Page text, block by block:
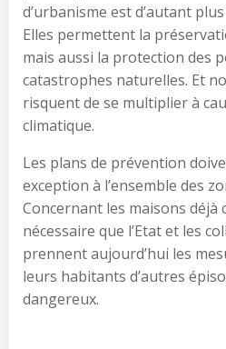
d’urbanisme est d’autant
Elles permettent la
mais aussi la protection des
catastrophes naturelles. Et
risquent de se multiplier à
climatique.
Les plans de prévention
exception à l’ensemble des
Concernant les maisons déjà
nécessaire que l’Etat et les
prennent aujourd’hui les
leurs habitants d’autres
dangereux.